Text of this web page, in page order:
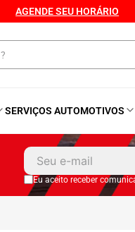
AGENDE SEU HORÁRIO
SERVIÇOS AUTOMOTIVOS
Eu aceito receber